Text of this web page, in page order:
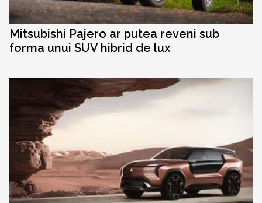
Mitsubishi Pajero ar putea reveni sub
forma unui SUV hibrid de lux